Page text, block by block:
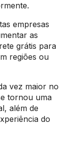
empresas
as
grátis para
regiões ou
vez maior no
tornou uma
além de
do